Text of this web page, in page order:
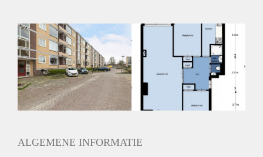
Huisdieren toegestaan: Afhankelijk van de Eigenaar
Huurtoeslag grens: Ja
Geschikt voor studenten: Afhankelijk van de Eigenaar
ALGEMENE INFORMATIE